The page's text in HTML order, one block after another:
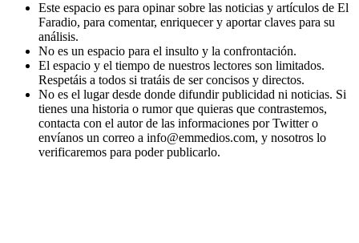
Este espacio es para opinar sobre las noticias y artículos de El
Faradio, para comentar, enriquecer y aportar claves para su
análisis.
No es un espacio para el insulto y la confrontación.
El espacio y el tiempo de nuestros lectores son limitados.
Respetáis a todos si tratáis de ser concisos y directos.
No es el lugar desde donde difundir publicidad ni noticias. Si
tienes una historia o rumor que quieras que contrastemos,
contacta con el autor de las informaciones por Twitter o
envíanos un correo a info@emmedios.com, y nosotros lo
verificaremos para poder publicarlo.